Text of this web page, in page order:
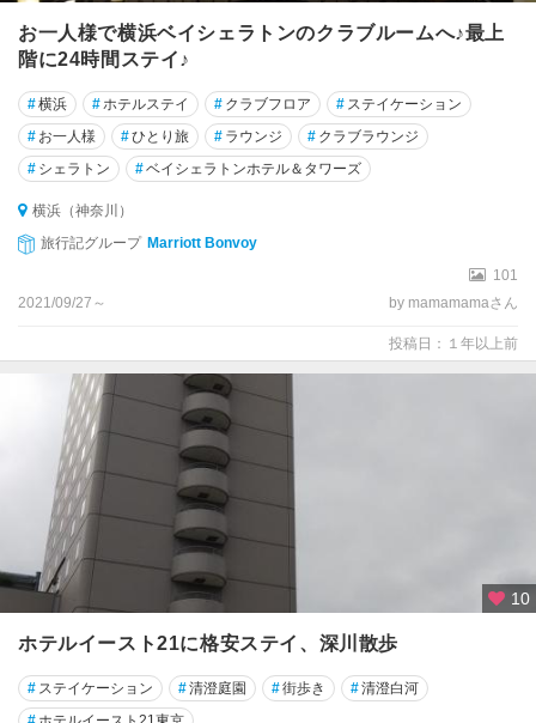
お一人様で横浜ベイシェラトンのクラブルームへ♪最上
階に24時間ステイ♪
#横浜 #ホテルステイ # クラブフロア # ステイケーション
# お一人様 #ひとり旅 # ラウンジ # クラブラウンジ
# シェラトン #ベイシェラトンホテル＆タワーズ
横浜（神奈川）
旅行記グループ Marriott Bonvoy
101
2021/09/27～
by mamamamaさん
投稿日：１年以上前
10
ホテルイースト21に格安ステイ、深川散歩
# ステイケーション #清澄庭園 #街歩き #清澄白河